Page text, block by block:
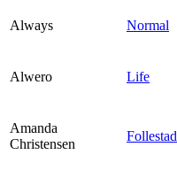
Always Normal
Alwero Life
Amanda
Christensen
Follestad